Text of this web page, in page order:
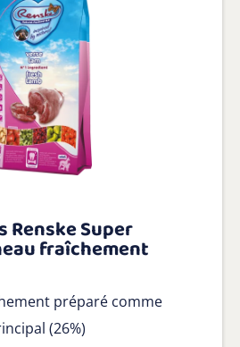
Renske Super
fraîchement
préparé comme
(26%)